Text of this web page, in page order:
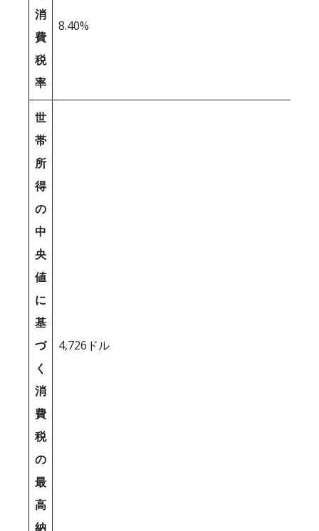
消
費
税
率
8.40%
世
帯
所
得
の
中
央
値
に
基
づ
く
消
費
税
の
最
高
納
4,726ドル